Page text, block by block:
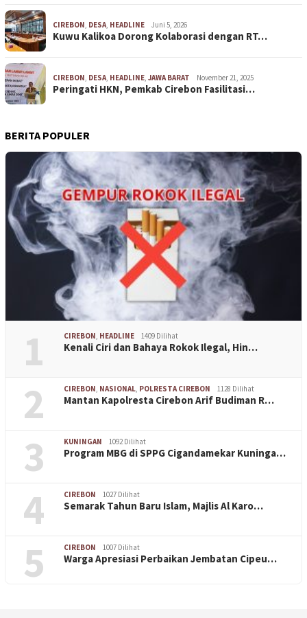
CIREBON, DESA, HEADLINE Juni 5, 2026
Kuwu Kalikoa Dorong Kolaborasi dengan RT…
CIREBON, DESA, HEADLINE, JAWA BARAT November 21, 2025
Peringati HKN, Pemkab Cirebon Fasilitasi…
BERITA POPULER
1 CIREBON, HEADLINE 1409 Dilihat
Kenali Ciri dan Bahaya Rokok Ilegal, Hin…
2 CIREBON, NASIONAL, POLRESTA CIREBON 1128 Dilihat
Mantan Kapolresta Cirebon Arif Budiman R…
3 KUNINGAN 1092 Dilihat
Program MBG di SPPG Cigandamekar Kuninga…
4 CIREBON 1027 Dilihat
Semarak Tahun Baru Islam, Majlis Al Karo…
5 CIREBON 1007 Dilihat
Warga Apresiasi Perbaikan Jembatan Cipeu…